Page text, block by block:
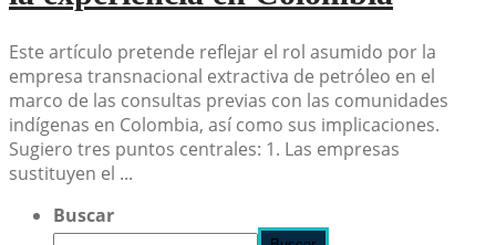
Este artículo pretende reflejar el rol asumido por la
empresa transnacional extractiva de petróleo en el
marco de las consultas previas con las comunidades
indígenas en Colombia, así como sus implicaciones.
Sugiero tres puntos centrales: 1. Las empresas
sustituyen el ...
Buscar